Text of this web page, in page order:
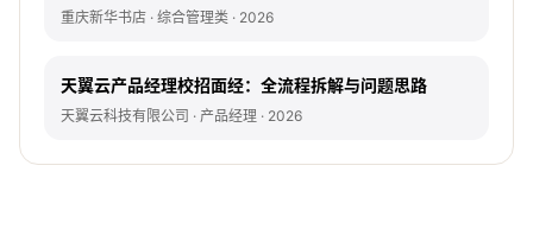
重庆新华书店 · 综合管理类 · 2026
天翼云产品经理校招面经：全流程拆解与问题思路
天翼云科技有限公司 · 产品经理 · 2026